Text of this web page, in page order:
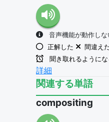
音声機能が動作しな
正解した
間違え
聞き取れるようにな
詳細
関連する単語
compositing